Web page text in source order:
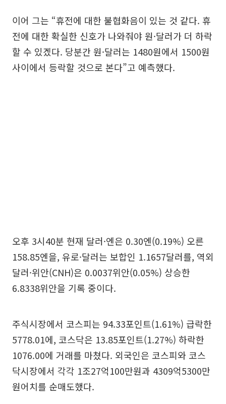
이어 그는 “휴전에 대한 불협화음이 있는 것 같다. 휴
전에 대한 확실한 신호가 나와줘야 원·달러가 더 하락
할 수 있겠다. 당분간 원·달러는 1480원에서 1500원
사이에서 등락할 것으로 본다”고 예측했다.
오후 3시40분 현재 달러·엔은 0.30엔(0.19%) 오른
158.85엔을, 유로·달러는 보합인 1.1657달러를, 역외
달러·위안(CNH)은 0.0037위안(0.05%) 상승한
6.8338위안을 기록 중이다.
주식시장에서 코스피는 94.33포인트(1.61%) 급락한
5778.01에, 코스닥은 13.85포인트(1.27%) 하락한
1076.00에 거래를 마쳤다. 외국인은 코스피와 코스
닥시장에서 각각 1조27억100만원과 4309억5300만
원어치를 순매도했다.